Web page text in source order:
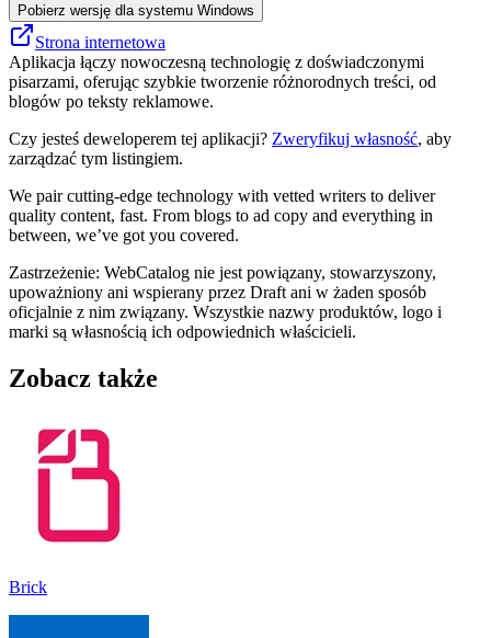
Pobierz wersję dla systemu Windows
Strona internetowa
Aplikacja łączy nowoczesną technologię z doświadczonymi
pisarzami, oferując szybkie tworzenie różnorodnych treści, od
blogów po teksty reklamowe.
Czy jesteś deweloperem tej aplikacji? Zweryfikuj własność, aby
zarządzać tym listingiem.
We pair cutting-edge technology with vetted writers to deliver
quality content, fast. From blogs to ad copy and everything in
between, we’ve got you covered.
Zastrzeżenie: WebCatalog nie jest powiązany, stowarzyszony,
upoważniony ani wspierany przez Draft ani w żaden sposób
oficjalnie z nim związany. Wszystkie nazwy produktów, logo i
marki są własnością ich odpowiednich właścicieli.
Zobacz także
Brick